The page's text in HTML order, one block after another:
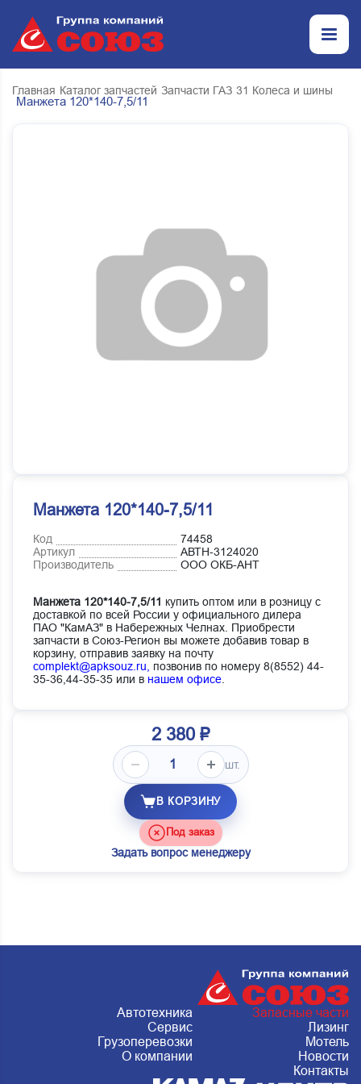
Главная Каталог запчастей Запчасти ГАЗ 31 Колеса и шины
Манжета 120*140-7,5/11
Манжета 120*140-7,5/11
Код
74458
Артикул
АВТН-3124020
Производитель
ООО ОКБ-АНТ
Манжета 120*140-7,5/11 купить оптом или в розницу с
доставкой по всей России у официального дилера
ПАО "КамАЗ" в Набережных Челнах. Приобрести
запчасти в Союз-Регион вы можете добавив товар в
корзину, отправив заявку на почту
complekt@apksouz.ru,
позвонив по номеру 8(8552) 44-
35-36,44-35-35 или в нашем офисе
2 380 ₽
шт.
В КОРЗИНУ
Под заказ
Задать вопрос менеджеру
Автотехника
Запасные части
Сервис
Лизинг
Грузоперевозки
Мотель
О компании
Новости
Контакты